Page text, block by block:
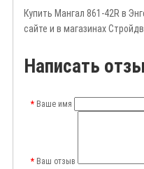
Купить Мангал 861-42R в
сайте и в магазинах
Написать
Ваше имя
Ваш отзыв